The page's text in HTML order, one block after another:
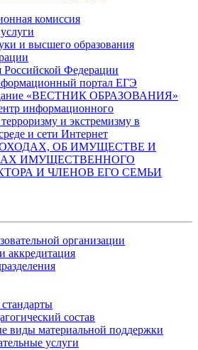
комиссия
и высшего образования
Федерации
портал ЕГЭ
«ВЕСТНИК ОБРАЗОВАНИЯ»
информационного
и экстремизму в
и сети Интернет
ОБ ИМУЩЕСТВЕ И
ИМУЩЕСТВЕННОГО
И ЧЛЕНОВ ЕГО СЕМЬИ
организации
аккредитация
состав
виды материальной поддержки
услуги